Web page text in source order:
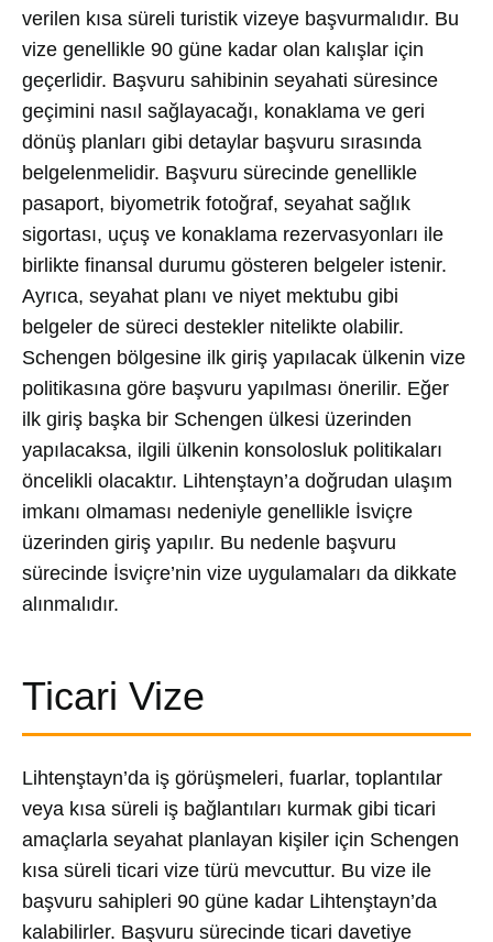
verilen kısa süreli turistik vizeye başvurmalıdır. Bu
vize genellikle 90 güne kadar olan kalışlar için
geçerlidir. Başvuru sahibinin seyahati süresince
geçimini nasıl sağlayacağı, konaklama ve geri
dönüş planları gibi detaylar başvuru sırasında
belgelenmelidir. Başvuru sürecinde genellikle
pasaport, biyometrik fotoğraf, seyahat sağlık
sigortası, uçuş ve konaklama rezervasyonları ile
birlikte finansal durumu gösteren belgeler istenir.
Ayrıca, seyahat planı ve niyet mektubu gibi
belgeler de süreci destekler nitelikte olabilir.
Schengen bölgesine ilk giriş yapılacak ülkenin vize
politikasına göre başvuru yapılması önerilir. Eğer
ilk giriş başka bir Schengen ülkesi üzerinden
yapılacaksa, ilgili ülkenin konsolosluk politikaları
öncelikli olacaktır. Lihtenştayn’a doğrudan ulaşım
imkanı olmaması nedeniyle genellikle İsviçre
üzerinden giriş yapılır. Bu nedenle başvuru
sürecinde İsviçre’nin vize uygulamaları da dikkate
alınmalıdır.
Ticari Vize
Lihtenştayn’da iş görüşmeleri, fuarlar, toplantılar
veya kısa süreli iş bağlantıları kurmak gibi ticari
amaçlarla seyahat planlayan kişiler için Schengen
kısa süreli ticari vize türü mevcuttur. Bu vize ile
başvuru sahipleri 90 güne kadar Lihtenştayn’da
kalabilirler. Başvuru sürecinde ticari davetiye